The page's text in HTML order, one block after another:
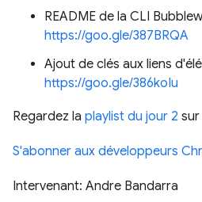
README de la CLI
https://goo.gle/387BRQA
Ajout de clés aux liens
https://goo.gle/386koIu
Regardez la playlist du jour 2
S'abonner aux développeurs
Intervenant: Andre Bandarra